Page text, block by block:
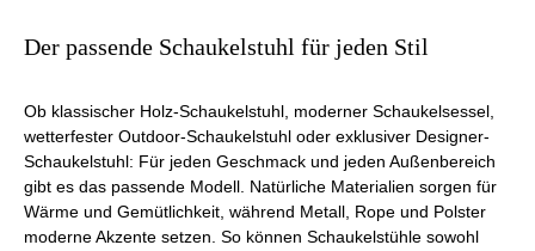
Der passende Schaukelstuhl für jeden Stil
Ob klassischer Holz-Schaukelstuhl, moderner Schaukelsessel,
wetterfester Outdoor-Schaukelstuhl oder exklusiver Designer-
Schaukelstuhl: Für jeden Geschmack und jeden Außenbereich
gibt es das passende Modell. Natürliche Materialien sorgen für
Wärme und Gemütlichkeit, während Metall, Rope und Polster
moderne Akzente setzen. So können Schaukelstühle sowohl